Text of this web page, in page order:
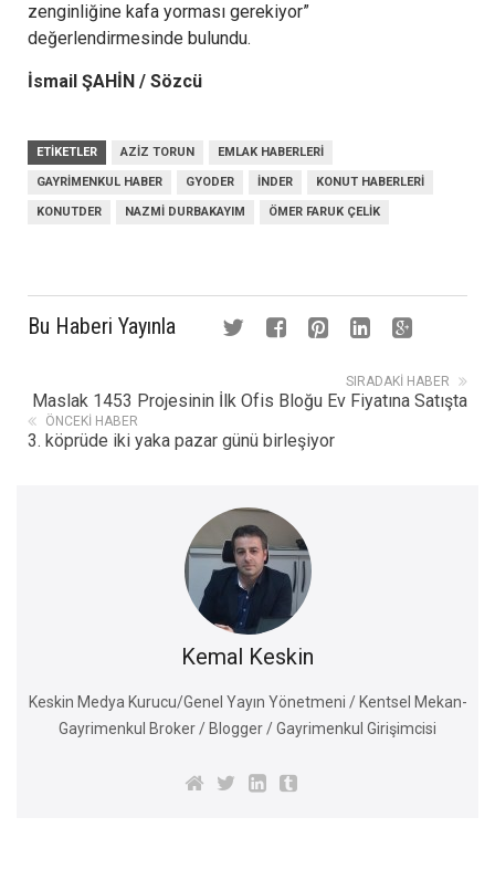
zenginliğine kafa yorması gerekiyor”
değerlendirmesinde bulundu.
İsmail ŞAHİN / Sözcü
ETIKETLER AZIZ TORUN EMLAK HABERLERI
GAYRIMENKUL HABER GYODER İNDER KONUT HABERLERI
KONUTDER NAZMI DURBAKAYIM ÖMER FARUK ÇELIK
Bu Haberi Yayınla
SIRADAKI HABER
Maslak 1453 Projesinin İlk Ofis Bloğu Ev Fiyatına Satışta
ÖNCEKI HABER
3. köprüde iki yaka pazar günü birleşiyor
Kemal Keskin
Keskin Medya Kurucu/Genel Yayın Yönetmeni / Kentsel Mekan-
Gayrimenkul Broker / Blogger / Gayrimenkul Girişimcisi